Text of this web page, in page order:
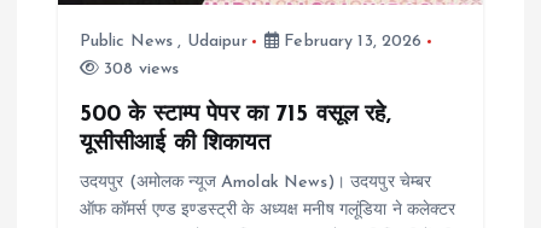
Public News , Udaipur
February 13, 2026
308 views
500 के स्टाम्प पेपर का 715 वसूल रहे,
यूसीसीआई की शिकायत
उदयपुर (अमोलक न्यूज Amolak News)। उदयपुर चेम्बर
ऑफ कॉमर्स एण्ड इण्डस्ट्री के अध्यक्ष मनीष गलूंडिया ने कलेक्टर